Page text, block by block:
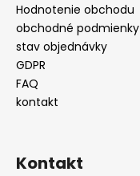
Hodnotenie obchodu
obchodné podmienky
stav objednávky
GDPR
FAQ
kontakt
Kontakt